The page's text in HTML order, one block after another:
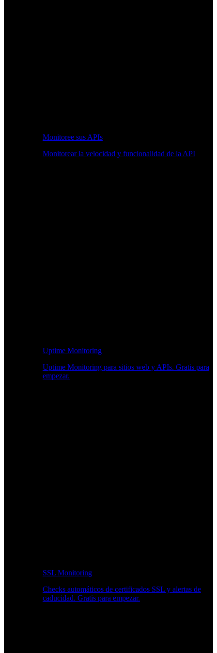
Monitoree sus APIs
Monitorear la velocidad y funcionalidad de la API
Uptime Monitoring
Uptime Monitoring para sitios web y APIs. Gratis para
empezar.
SSL Monitoring
Checks automáticos de certificados SSL y alertas de
caducidad. Gratis para empezar.